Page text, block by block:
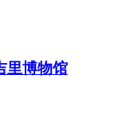
里博物馆